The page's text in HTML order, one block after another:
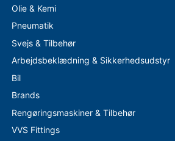
Olie & Kemi
Pneumatik
Svejs & Tilbehør
Arbejdsbeklædning & Sikkerhedsudstyr
Bil
Brands
Rengøringsmaskiner & Tilbehør
VVS Fittings